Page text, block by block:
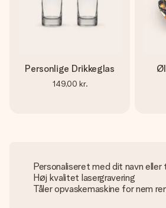
Personlige Drikkeglas
149,00 kr.
Personaliseret med dit navn
Høj kvalitet lasergravering
Tåler opvaskemaskine for nem